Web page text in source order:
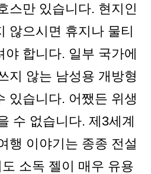
스만 있습니다. 현지인
않으시면 휴지나 물티
야 합니다. 일부 국가에
지 않는 남성용 개방형
있습니다. 어쨌든 위생
수 없습니다. 제3세계
행 이야기는 종종 전설
소독 젤이 매우 유용